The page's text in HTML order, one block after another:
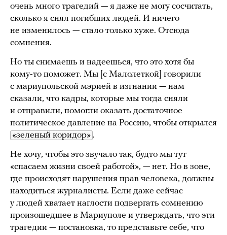
очень много трагедий — я даже не могу сосчитать,
сколько я снял погибших людей. И ничего
не изменилось — стало только хуже. Отсюда
сомнения.
Но ты снимаешь и надеешься, что это хотя бы
кому-то поможет. Мы [с Малолеткой] говорили
с мариупольской мэрией в изгнании — нам
сказали, что кадры, которые мы тогда сняли
и отправили, помогли оказать достаточное
политическое давление на Россию, чтобы открылся
«зеленый коридор» .
Не хочу, чтобы это звучало так, будто мы тут
«спасаем жизни своей работой», — нет. Но в зоне,
где происходят нарушения прав человека, должны
находиться журналисты. Если даже сейчас
у людей хватает наглости подвергать сомнению
произошедшее в Мариуполе и утверждать, что эти
трагедии — постановка, то представьте себе, что